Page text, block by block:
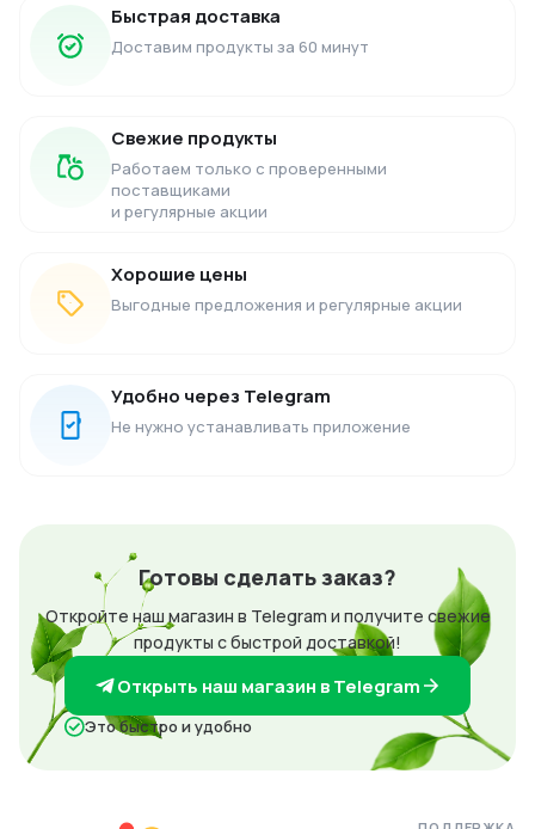
Быстрая доставка
Доставим продукты за 60 минут
Свежие продукты
Работаем только с проверенными
поставщиками
и регулярные акции
Хорошие цены
Выгодные предложения и регулярные акции
Удобно через Telegram
Не нужно устанавливать приложение
Готовы сделать заказ?
Откройте наш магазин в Telegram и получите свежие
продукты с быстрой доставкой!
Открыть наш магазин в Telegram
Это быстро и удобно